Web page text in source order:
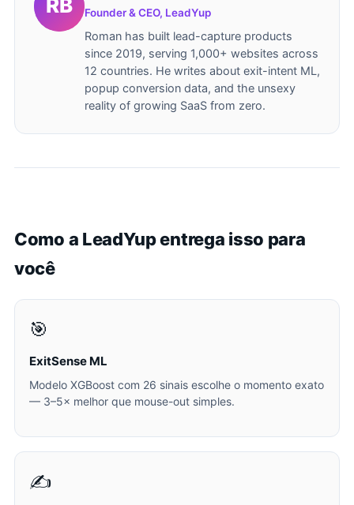
Founder & CEO, LeadYup
Roman has built lead-capture products
since 2019, serving 1,000+ websites across
12 countries. He writes about exit-intent ML,
popup conversion data, and the unsexy
reality of growing SaaS from zero.
Como a LeadYup entrega isso para
você
🎯
ExitSense ML
Modelo XGBoost com 26 sinais escolhe o momento exato
— 3–5× melhor que mouse-out simples.
✍️